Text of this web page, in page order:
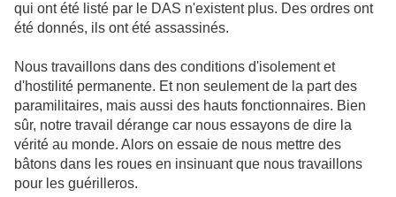
qui ont été listé par le DAS n'existent plus. Des ordres ont
été donnés, ils ont été assassinés.
Nous travaillons dans des conditions d'isolement et
d'hostilité permanente. Et non seulement de la part des
paramilitaires, mais aussi des hauts fonctionnaires. Bien
sûr, notre travail dérange car nous essayons de dire la
vérité au monde. Alors on essaie de nous mettre des
bâtons dans les roues en insinuant que nous travaillons
pour les guérilleros.